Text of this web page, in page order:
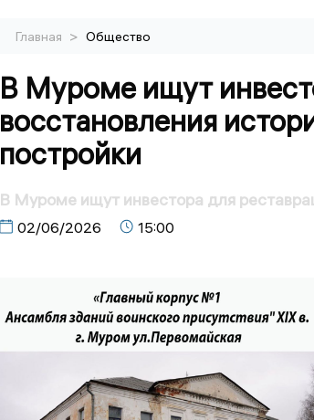
Главная > Общество
В Муроме ищут
восстановления
постройки
В Муроме ищут инвестора для
02/06/2026 15:00